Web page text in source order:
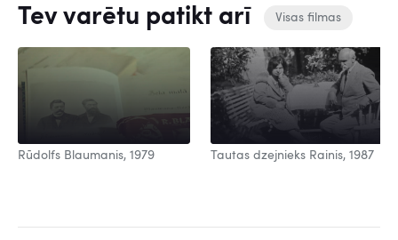
Tev varētu patikt arī Visas filmas
Rūdolfs Blaumanis, 1979 Tautas dzejnieks Rainis, 1987